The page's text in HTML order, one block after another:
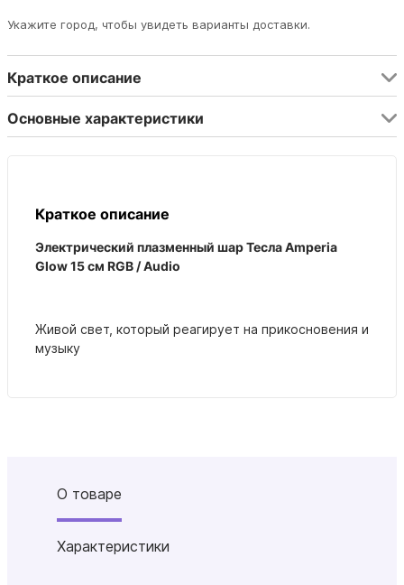
Укажите город, чтобы увидеть варианты доставки.
Краткое описание
Основные характеристики
Краткое описание
Электрический плазменный шар Тесла Amperia
Glow 15 см RGB / Audio
Живой свет, который реагирует на прикосновения и
музыку
О товаре
Характеристики